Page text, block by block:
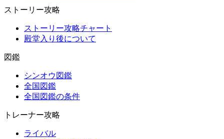
ストーリー攻略
ストーリー攻略チャート
殿堂入り後について
図鑑
シンオウ図鑑
全国図鑑
全国図鑑の条件
トレーナー攻略
ライバル